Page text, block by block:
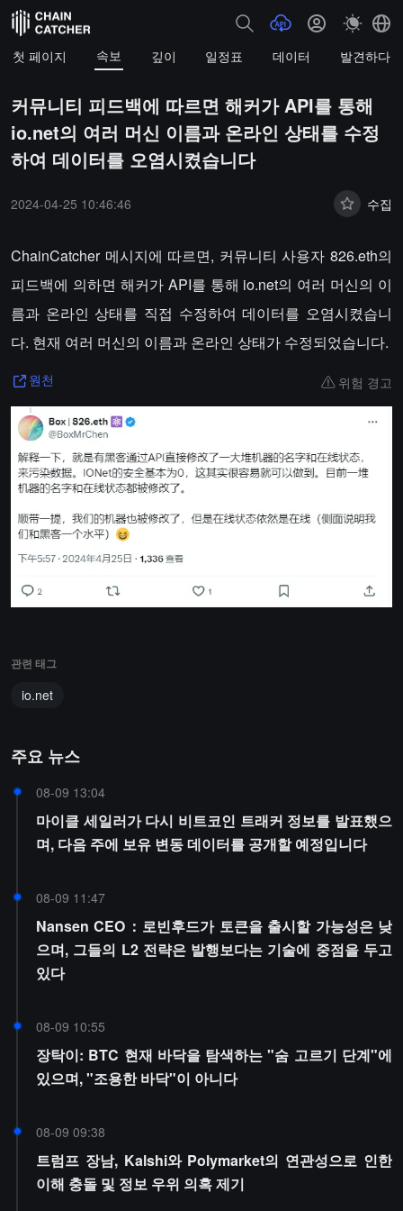
첫 페이지 속보 깊이 일정표 데이터 발견하다
커뮤니티 피드백에 따르면 해커가 API를 통해
io.net의 여러 머신 이름과 온라인 상태를 수정
하여 데이터를 오염시켰습니다
2024-04-25 10:46:46 수집
ChainCatcher 메시지에 따르면, 커뮤니티 사용자 826.eth의
피드백에 의하면 해커가 API를 통해 io.net의 여러 머신의 이
름과 온라인 상태를 직접 수정하여 데이터를 오염시켰습니
다. 현재 여러 머신의 이름과 온라인 상태가 수정되었습니다.
원천 위험 경고
관련 태그
io.net
주요 뉴스
08-09 13:04
마이클 세일러가 다시 비트코인 트래커 정보를 발표했으
며, 다음 주에 보유 변동 데이터를 공개할 예정입니다
08-09 11:47
Nansen CEO：로빈후드가 토큰을 출시할 가능성은 낮
으며, 그들의 L2 전략은 발행보다는 기술에 중점을 두고
있다
08-09 10:55
장탁이: BTC 현재 바닥을 탐색하는 "숨 고르기 단계"에
있으며, "조용한 바닥"이 아니다
08-09 09:38
트럼프 장남, Kalshi와 Polymarket의 연관성으로 인한
이해 충돌 및 정보 우위 의혹 제기